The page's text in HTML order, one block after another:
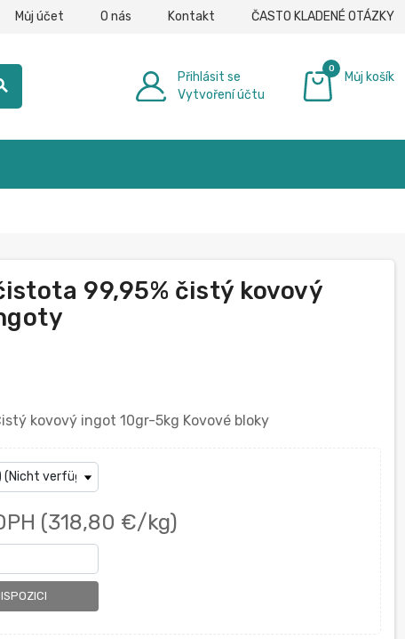
Můj účet O nás Kontakt ČASTO KLADENÉ OTÁZKY
Přihlásit se
Vytvoření účtu
0
Můj košík
99,95% čistý kovový
kovový ingot 10gr-5kg Kovové bloky
(318,80 €/kg)